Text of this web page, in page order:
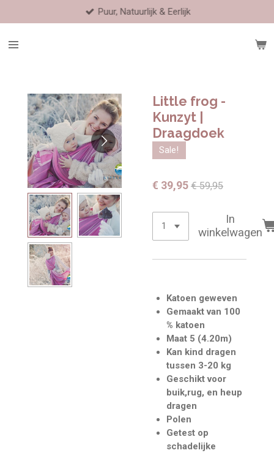
direct
naar
Puur, Natuurlijk & Eerlijk
Little frog -
Kunzyt |
Draagdoek
Sale!
€ 39,95 € 59,95
In
winkelwagen
Katoen geweven
Gemaakt van 100
% katoen
Maat 5 (4.20m)
Kan kind dragen
tussen 3-20 kg
Geschikt voor
buik,rug, en heup
dragen
Polen
Getest op
schadelijke